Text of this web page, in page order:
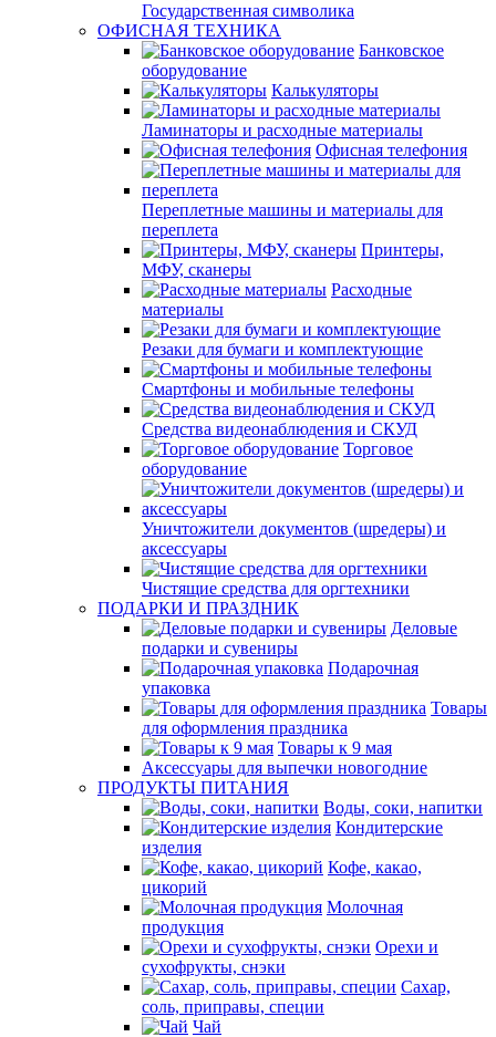
Государственная символика
ОФИСНАЯ ТЕХНИКА
Банковское
оборудование
Калькуляторы
Ламинаторы и расходные материалы
Офисная телефония
Переплетные машины и материалы для
переплета
Принтеры,
МФУ, сканеры
Расходные
материалы
Резаки для бумаги и комплектующие
Смартфоны и мобильные телефоны
Средства видеонаблюдения и СКУД
Торговое
оборудование
Уничтожители документов (шредеры) и
аксессуары
Чистящие средства для оргтехники
ПОДАРКИ И ПРАЗДНИК
Деловые
подарки и сувениры
Подарочная
упаковка
Товары
для оформления праздника
Товары к 9 мая
Аксессуары для выпечки новогодние
ПРОДУКТЫ ПИТАНИЯ
Воды, соки, напитки
Кондитерские
изделия
Кофе, какао,
цикорий
Молочная
продукция
Орехи и
сухофрукты, снэки
Сахар,
соль, приправы, специи
Чай